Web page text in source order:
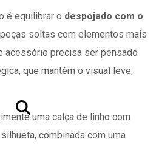
é equilibrar o despojado com o
soltas com elementos mais
acessório precisa ser pensado
que mantém o visual leve,
uma calça de linho com
combinada com uma